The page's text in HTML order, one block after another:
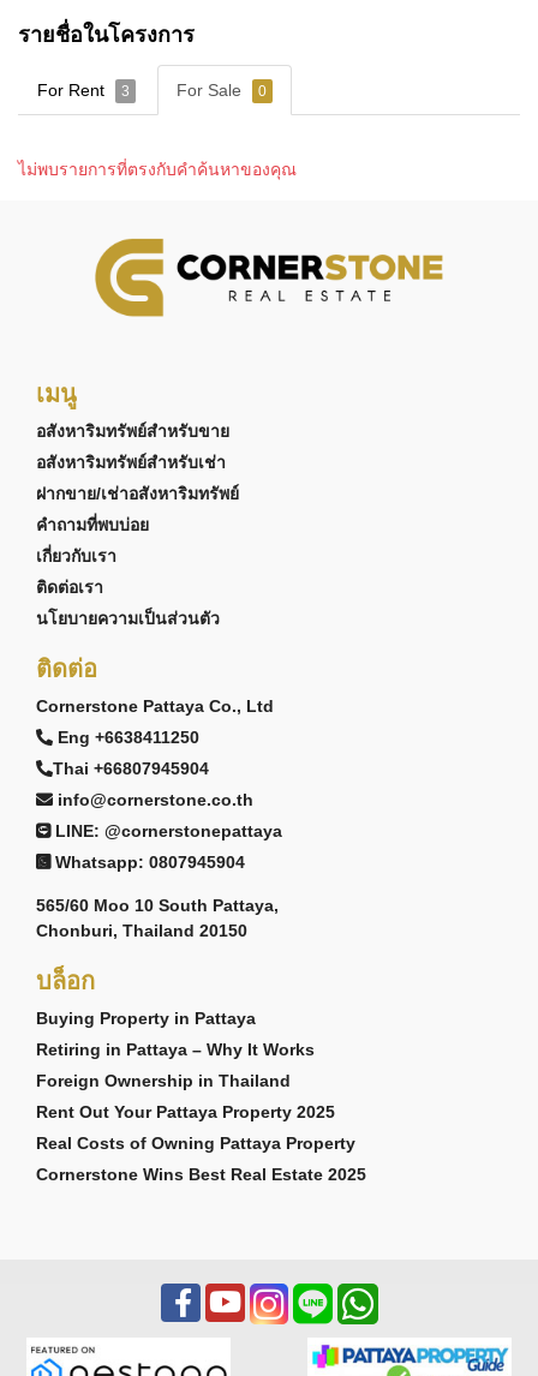
รายชื่อในโครงการ
For Rent 3 For Sale 0
ไม่พบรายการที่ตรงกับคำค้นหาของคุณ
เมนู
อสังหาริมทรัพย์สำหรับขาย
อสังหาริมทรัพย์สำหรับเช่า
ฝากขาย/เช่าอสังหาริมทรัพย์
คำถามที่พบบ่อย
เกี่ยวกับเรา
ติดต่อเรา
นโยบายความเป็นส่วนตัว
ติดต่อ
Cornerstone Pattaya Co., Ltd
Eng +6638411250
Thai +66807945904
info@cornerstone.co.th
LINE: @cornerstonepattaya
Whatsapp: 0807945904
565/60 Moo 10 South Pattaya,
Chonburi, Thailand 20150
บล็อก
Buying Property in Pattaya
Retiring in Pattaya – Why It Works
Foreign Ownership in Thailand
Rent Out Your Pattaya Property 2025
Real Costs of Owning Pattaya Property
Cornerstone Wins Best Real Estate 2025